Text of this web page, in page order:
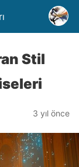
Stil
3 yıl önce